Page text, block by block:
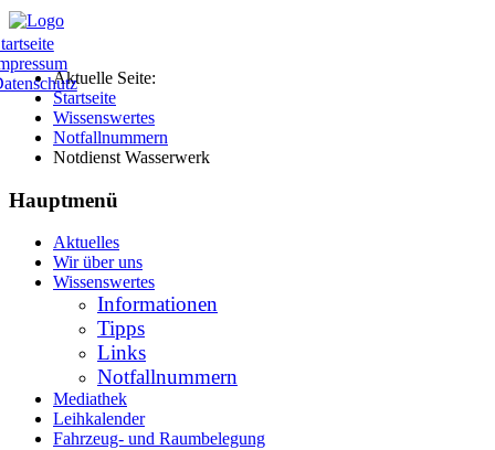
Aktuelle Seite:
Startseite
Wissenswertes
Notfallnummern
Notdienst Wasserwerk
Hauptmenü
Aktuelles
Wir über uns
Wissenswertes
Informationen
Tipps
Links
Notfallnummern
Mediathek
Leihkalender
Fahrzeug- und Raumbelegung